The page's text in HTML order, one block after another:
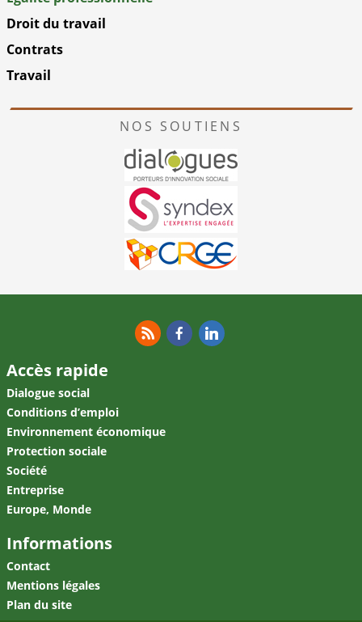
Droit du travail
Contrats
Travail
NOS SOUTIENS
Accès rapide
Dialogue social
Conditions d’emploi
Environnement économique
Protection sociale
Société
Entreprise
Europe, Monde
Informations
Contact
Mentions légales
Plan du site